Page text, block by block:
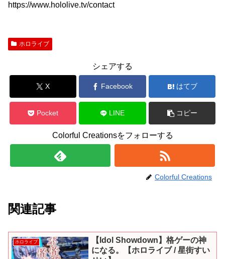
https://www.hololive.tv/contact
ホロライブ
シェアする
X Facebook はてブ
Pocket LINE コピー
Colorful Creationsをフォローする
Colorful Creations
関連記事
ホロライブ
【Idol Showdown】格ゲーの神
になる。【ホロライブ / 星街すい